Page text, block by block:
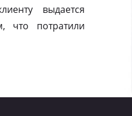
выдается
что потратили